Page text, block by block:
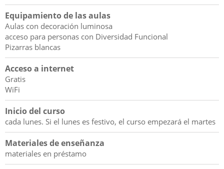
Equipamiento de las aulas
Aulas con decoración luminosa
acceso para personas con Diversidad Funcional
Pizarras blancas
Acceso a internet
Gratis
WiFi
Inicio del curso
cada lunes. Si el lunes es festivo, el curso empezará el martes
Materiales de enseñanza
materiales en préstamo